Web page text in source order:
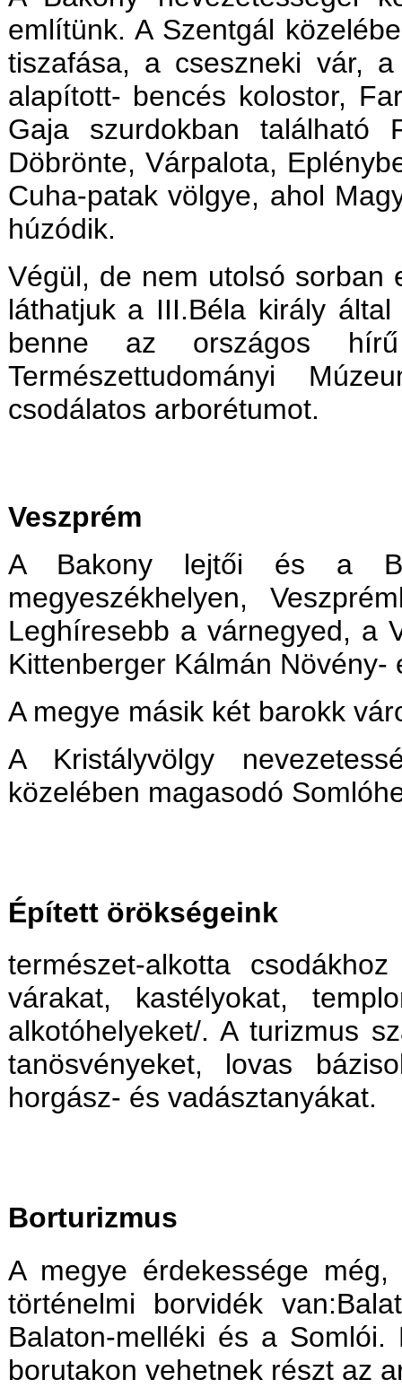
említünk. A Szentgál
tiszafása, a cseszneki vár,
alapított- bencés kolostor,
Gaja szurdokban található
Döbrönte, Várpalota,
Cuha-patak völgye, ahol
húzódik.
Végül, de nem utolsó sorban
láthatjuk a III.Béla király
benne az országos hírű
Természettudományi
csodálatos arborétumot.
Veszprém
A Bakony lejtői és a
megyeszékhelyen,
Leghíresebb a várnegyed, a
Kittenberger Kálmán Növény-
A megye másik két barokk
A Kristályvölgy
közelében magasodó
Épített örökségeink
természet-alkotta
várakat, kastélyokat,
alkotóhelyeket/. A turizmus
tanösvényeket, lovas
horgász- és vadásztanyákat.
Borturizmus
A megye érdekessége
történelmi borvidék
Balaton-melléki és a Somlói.
borutakon vehetnek részt az